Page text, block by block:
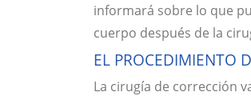
informará sobre lo que
cuerpo después de la
EL PROCEDIMIENTO
La cirugía de corrección